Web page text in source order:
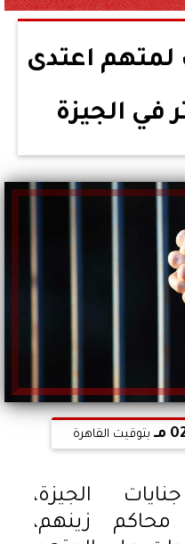
لمتهم اعتدى
في الجيزة
مـ بتوقيت القاهرة
الجيزة،
زينهم،